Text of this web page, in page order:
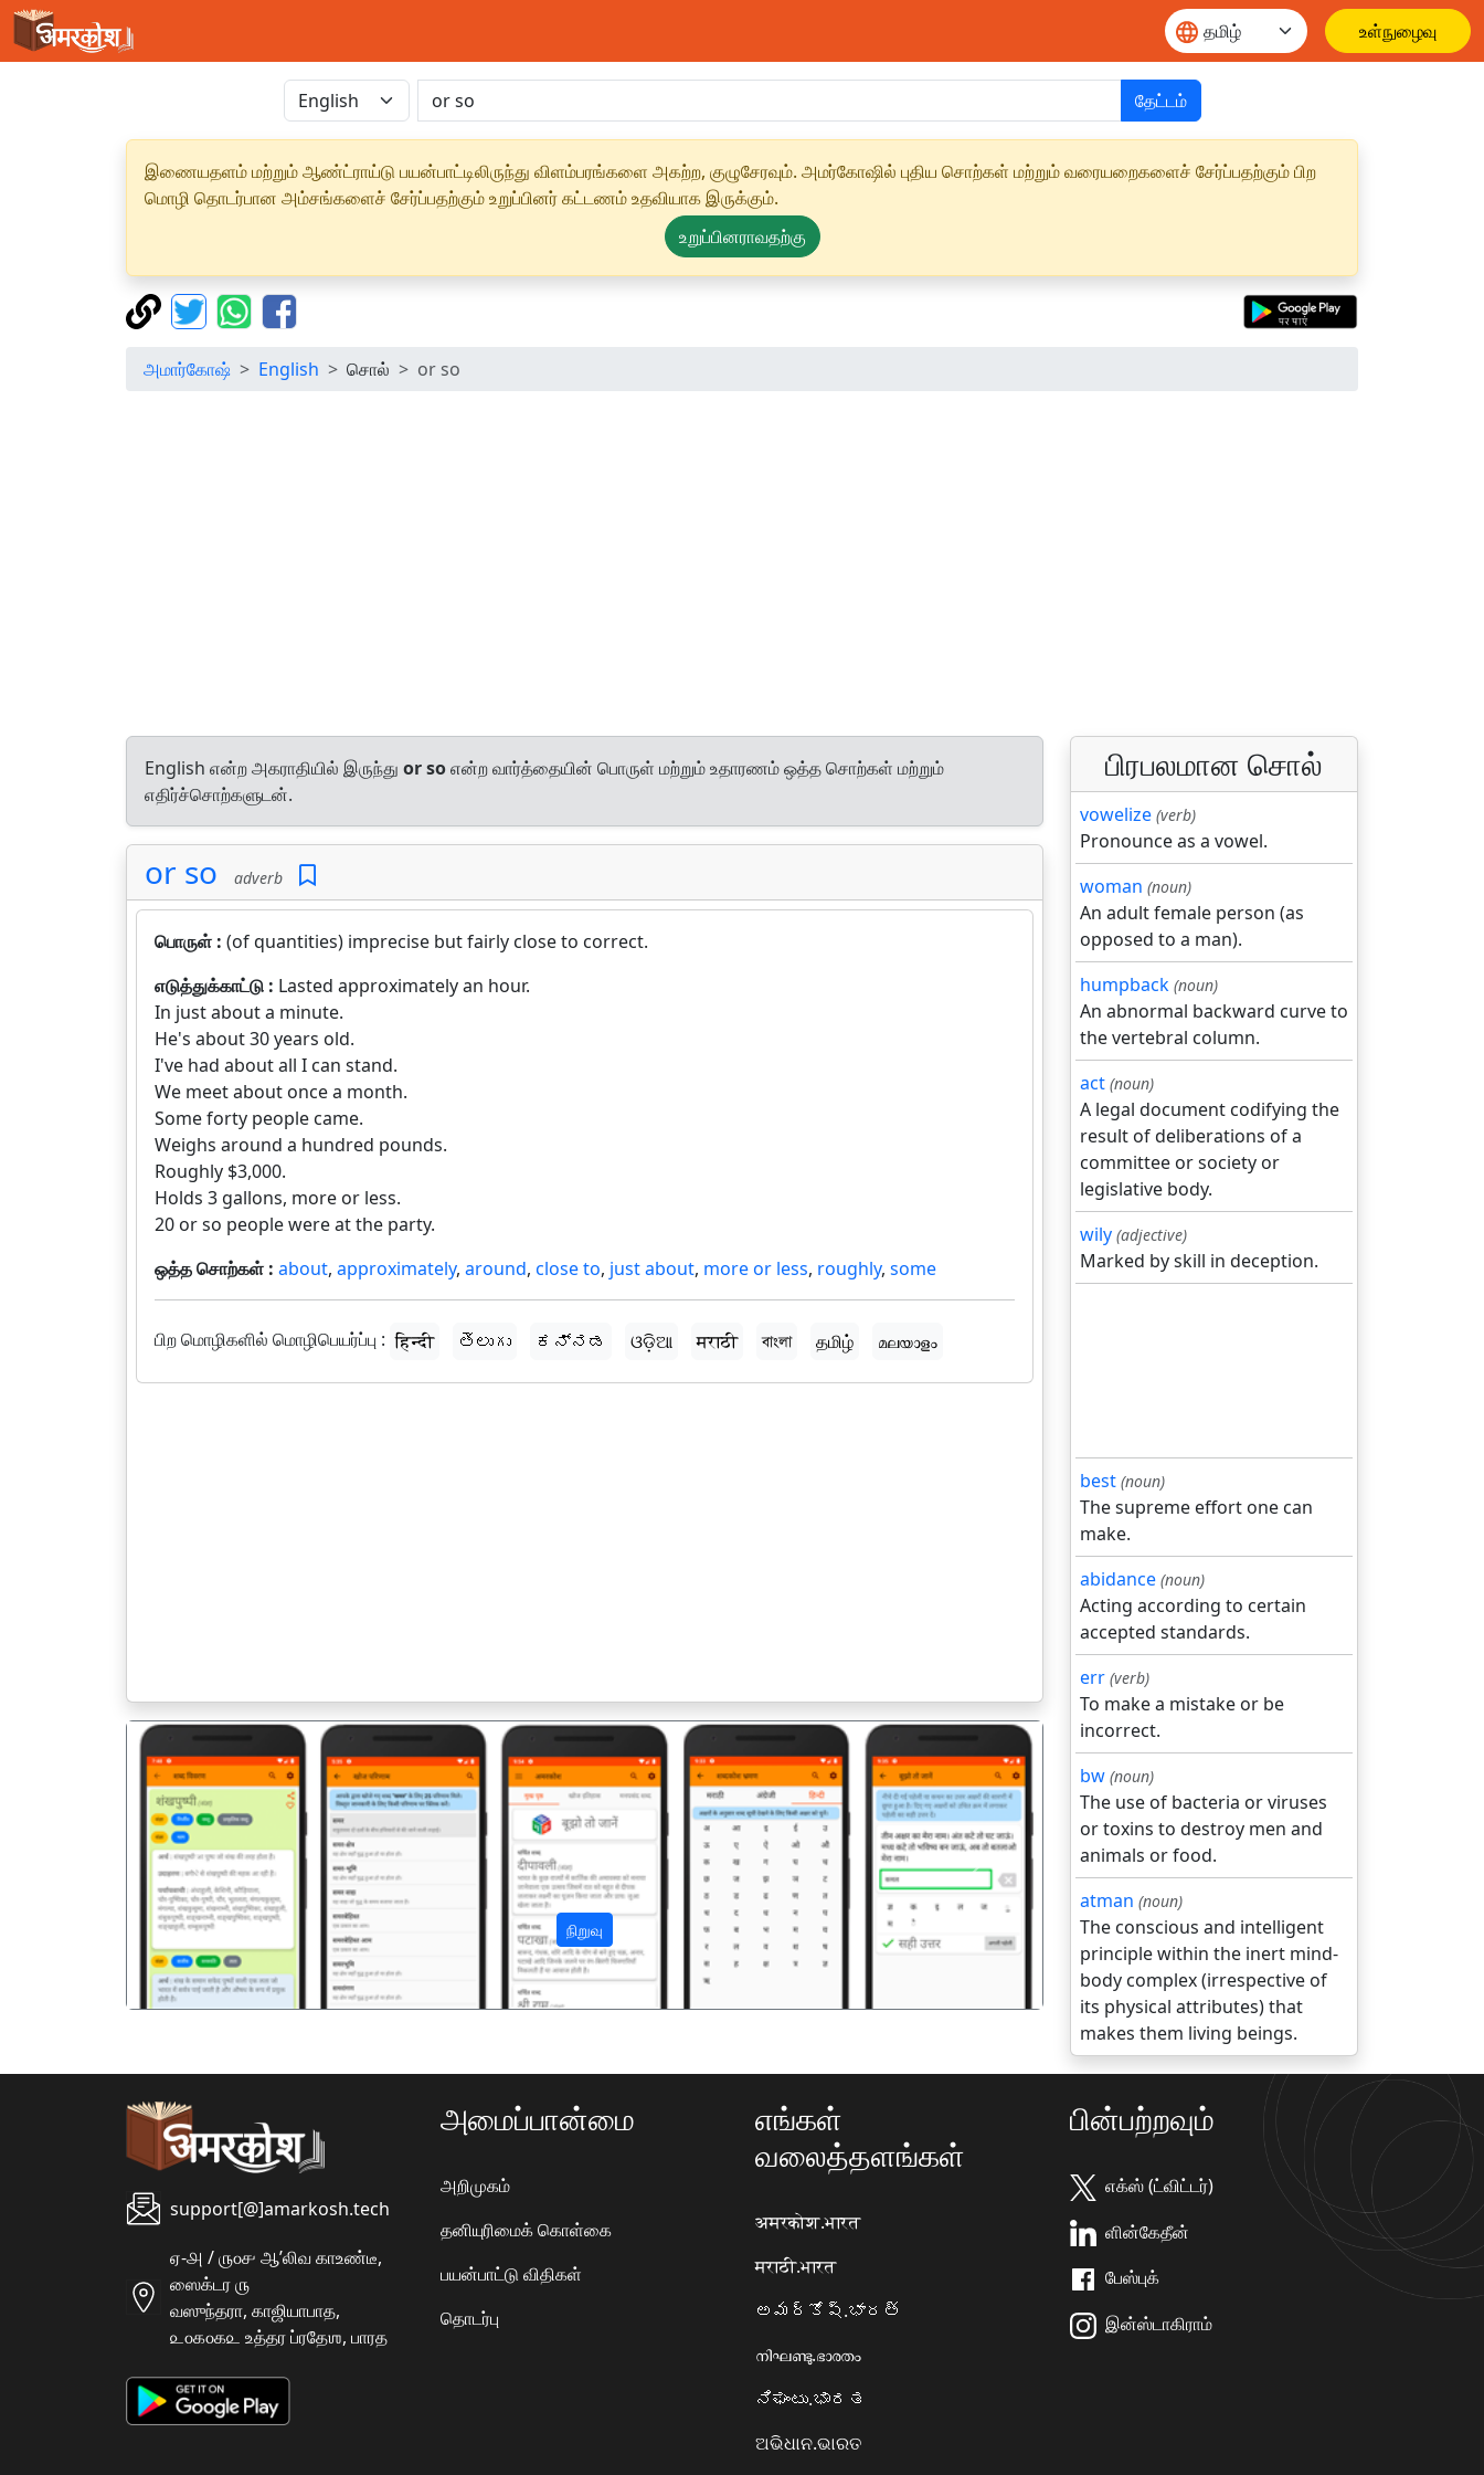
உள்நுழைவு
தேட்டம்
இணையதளம் மற்றும் ஆண்ட்ராய்டு பயன்பாட்டிலிருந்து விளம்பரங்களை அகற்ற, குழுசேரவும். அமர்கோஷில் புதிய சொற்கள் மற்றும் வரையறைகளைச் சேர்ப்பதற்கும் பிற
மொழி தொடர்பான அம்சங்களைச் சேர்ப்பதற்கும் உறுப்பினர் கட்டணம் உதவியாக இருக்கும்.
உறுப்பினராவதற்கு
அமார்கோஷ் English சொல் or so
English என்ற அகராதியில் இருந்து or soஎன்ற வார்த்தையின் பொருள் மற்றும் உதாரணம் ஒத்த சொற்கள் மற்றும்
எதிர்ச்சொற்களுடன்.
or so adverb
பொருள் : (of quantities) imprecise but fairly close to correct.
எடுத்துக்காட்டு : Lasted approximately an hour.
In just about a minute.
He's about 30 years old.
I've had about all I can stand.
We meet about once a month.
Some forty people came.
Weighs around a hundred pounds.
Roughly $3,000.
Holds 3 gallons, more or less.
20 or so people were at the party.
ஒத்த சொற்கள் : about, approximately, around, close to, just about, more or less, roughly, some
பிற மொழிகளில் மொழிபெயர்ப்பு : हिन्दी తెలుగు ಕನ್ನಡ ଓଡ଼ିଆ मराठी বাংলা தமிழ் മലയാളം
நிறுவு
पिछला अगला
பிரபலமான சொல்
vowelize (verb)
Pronounce as a vowel.
woman (noun)
An adult female person (as
opposed to a man).
humpback (noun)
An abnormal backward curve to
the vertebral column.
act (noun)
A legal document codifying the
result of deliberations of a
committee or society or
legislative body.
wily (adjective)
Marked by skill in deception.
best (noun)
The supreme effort one can
make.
abidance (noun)
Acting according to certain
accepted standards.
err (verb)
To make a mistake or be
incorrect.
bw (noun)
The use of bacteria or viruses
or toxins to destroy men and
animals or food.
atman (noun)
The conscious and intelligent
principle within the inert mind-
body complex (irrespective of
its physical attributes) that
makes them living beings.
support[@]amarkosh.tech
ஏ-௮ / ௫௦௪ ஆʼலிவ காஉண்டீ,
ஸைக்டர ௫
வஸுந்தரா, காஜியாபாத,
௨௦௧௦௧௨ உத்தர ப்ரதேஶ, பாரத
அமைப்பான்மை
அறிமுகம்
தனியுரிமைக் கொள்கை
பயன்பாட்டு விதிகள்
தொடர்பு
எங்கள்
வலைத்தளங்கள்
अमरकोश.भारत
मराठी.भारत
అమర్కోష్.భారత్
നിഘണ്ടു.ഭാരതം
ನಿಘಂಟು.ಭಾರತ
ଅଭିଧାନ.ଭାରତ
பின்பற்றவும்
எக்ஸ் (ட்விட்டர்)
ளின்கேதீன்
பேஸ்புக்
இன்ஸ்டாகிராம்